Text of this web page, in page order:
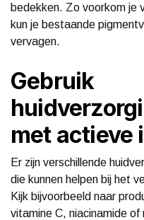
bedekken. Zo voorkom je
kun je bestaande
vervagen.
Gebruik
met actieve
Er zijn verschillende
die kunnen helpen bij het
Kijk bijvoorbeeld naar
vitamine C, niacinamide